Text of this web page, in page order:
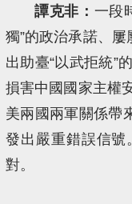
譚克非： 一段
獨”的政治承諾、屢
出助臺“以武拒統”
損害中國國家主權
美兩國兩軍關係帶
發出嚴重錯誤信號
對。